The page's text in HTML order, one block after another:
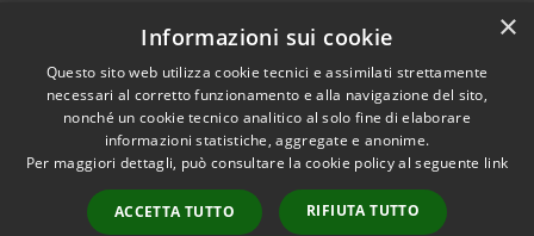
Accessibilità
Privacy
Mappa del sito
Gandino • Powered by
Municipium•Accesso
redazione
×
Informazioni sui cookie
Questo sito web utilizza cookie tecnici e assimilati strettamente
necessari al corretto funzionamento e alla navigazione del sito,
nonché un cookie tecnico analitico al solo fine di elaborare
informazioni statistiche, aggregate e anonime.
Per maggiori dettagli, può consultare la cookie policy al seguente link
ACCETTA TUTTO RIFIUTA TUTTO